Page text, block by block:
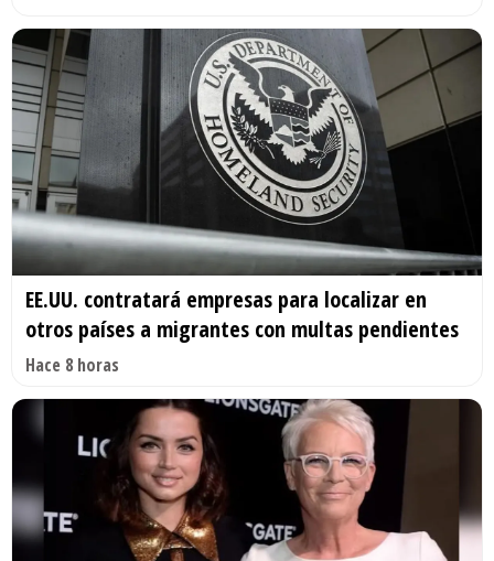
EE.UU. contratará empresas para localizar en
otros países a migrantes con multas pendientes
Hace 8 horas